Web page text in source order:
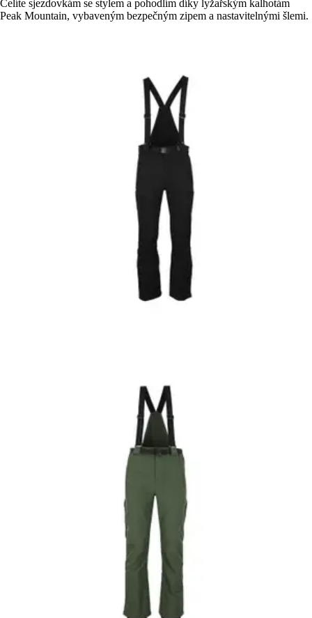
Čelíte sjezdovkám se stylem a pohodlím díky lyžařským kalhotám
Peak Mountain, vybaveným bezpečným zipem a nastavitelnými šlemi.